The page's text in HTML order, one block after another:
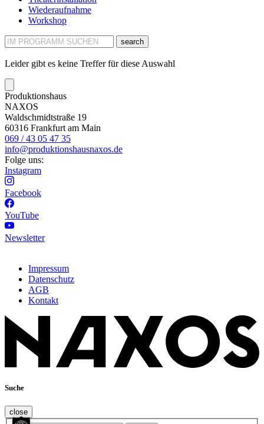
Wiederaufnahme
Workshop
search
Leider gibt es keine Treffer für diese Auswahl
Produktionshaus
NAXOS
Waldschmidtstraße 19
60316 Frankfurt am Main
069 / 43 05 47 35
info@produktionshausnaxos.de
Folge uns:
Instagram
Facebook
YouTube
Newsletter
Impressum
Datenschutz
AGB
Kontakt
Suche
close